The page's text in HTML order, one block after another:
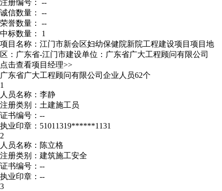
注册编号： --
诚信数量： --
荣誉数量： --
中标数量： 1
项目名称：江门市新会区妇幼保健院新院工程建设项目 项目地
区：广东省-江门市建设单位：广东省广大工程顾问有限公司
点击查看项目经理>>
广东省广大工程顾问有限公司企业人员62个
1
人员名称：李静
注册类别：土建施工员
证书编号：--
执业印章：51011319******1131
2
人员名称：陈立格
注册类别：建筑施工安全
证书编号：--
执业印章：--
3